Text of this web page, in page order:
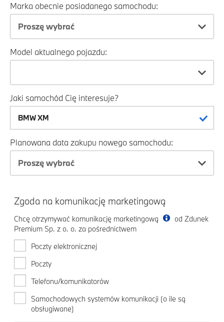
Marka obecnie posiadanego samochodu:
Proszę wybrać
Model aktualnego pojazdu:
Jaki samochód Cię interesuje?
Planowana data zakupu nowego samochodu:
Proszę wybrać
Zgoda na komunikację marketingową
Chcę otrzymywać komunikację marketingową
od Zdunek
Premium Sp. z o. o. za pośrednictwem
Poczty elektronicznej
Poczty
Telefonu/komunikatorów
Samochodowych systemów komunikacji (o ile są
obsługiwane)